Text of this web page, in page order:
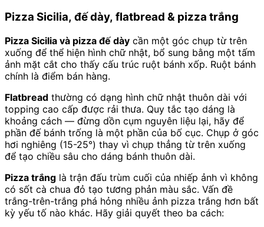
Pizza Sicilia, đế dày, flatbread & pizza trắng
Pizza Sicilia và pizza đế dày cần một góc chụp từ trên
xuống để thể hiện hình chữ nhật, bổ sung bằng một tấm
ảnh mặt cắt cho thấy cấu trúc ruột bánh xốp. Ruột bánh
chính là điểm bán hàng.
Flatbread thường có dạng hình chữ nhật thuôn dài với
topping cao cấp được rải thưa. Quy tắc tạo dáng là
khoảng cách — đừng dồn cụm nguyên liệu lại, hãy để
phần đế bánh trống là một phần của bố cục. Chụp ở góc
hơi nghiêng (15-25°) thay vì chụp thẳng từ trên xuống
để tạo chiều sâu cho dáng bánh thuôn dài.
Pizza trắng là trận đấu trùm cuối của nhiếp ảnh vì không
có sốt cà chua đỏ tạo tương phản màu sắc. Vấn đề
trắng-trên-trắng phá hỏng nhiều ảnh pizza trắng hơn bất
kỳ yếu tố nào khác. Hãy giải quyết theo ba cách: